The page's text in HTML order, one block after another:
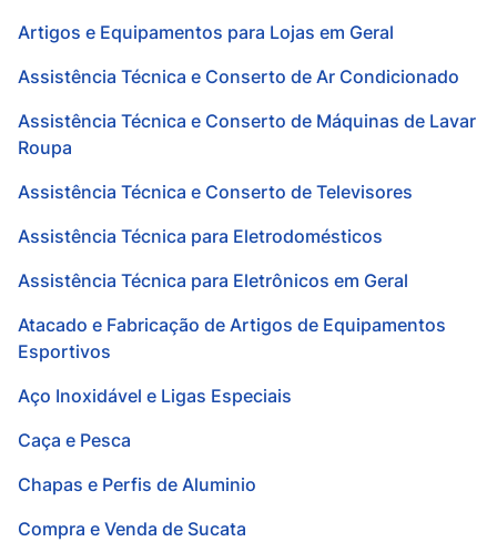
Artigos e Equipamentos para Lojas em Geral
Assistência Técnica e Conserto de Ar Condicionado
Assistência Técnica e Conserto de Máquinas de Lavar
Roupa
Assistência Técnica e Conserto de Televisores
Assistência Técnica para Eletrodomésticos
Assistência Técnica para Eletrônicos em Geral
Atacado e Fabricação de Artigos de Equipamentos
Esportivos
Aço Inoxidável e Ligas Especiais
Caça e Pesca
Chapas e Perfis de Aluminio
Compra e Venda de Sucata